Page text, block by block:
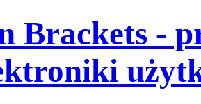
Brackets -